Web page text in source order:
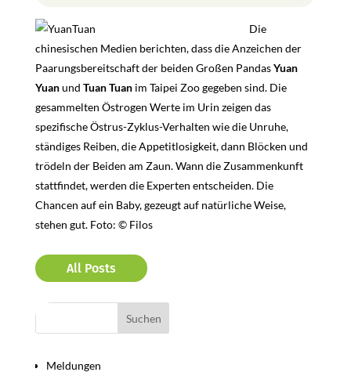
Die
chinesischen Medien berichten, dass die Anzeichen der
Paarungsbereitschaft der beiden Großen PandasYuan
Yuanund Tuan Tuan im Taipei Zoo gegeben sind. Die
gesammelten Östrogen Werte im Urin zeigen das
spezifische Östrus-Zyklus-Verhalten wie die Unruhe,
ständiges Reiben, die Appetitlosigkeit, dann Blöcken und
trödeln der Beiden am Zaun. Wann die Zusammenkunft
stattfindet, werden die Experten entscheiden. Die
Chancen auf ein Baby, gezeugt auf natürliche Weise,
stehen gut. Foto: © Filos
All Posts
Meldungen